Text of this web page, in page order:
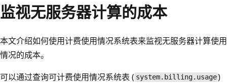
监视无服务器计算的成本
本文介绍如何使用计费使用情况系统表来监视无服务器计算使用
情况的成本。
可以通过查询可计费使用情况系统表 ( system.billing.usage)